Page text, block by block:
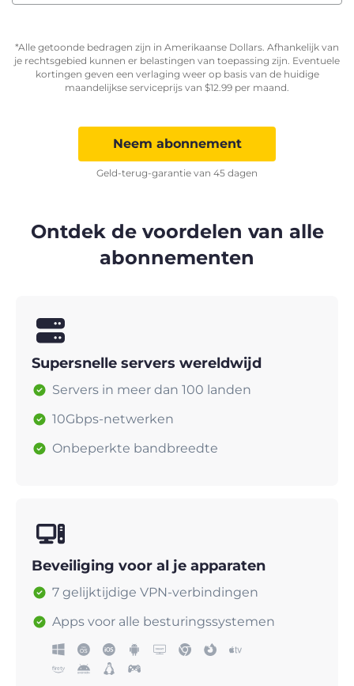
*Alle getoonde bedragen zijn in Amerikaanse Dollars. Afhankelijk van
je rechtsgebied kunnen er belastingen van toepassing zijn. Eventuele
kortingen geven een verlaging weer op basis van de huidige
maandelijkse serviceprijs van $12.99 per maand.
Neem abonnement
Geld-terug-garantie van 45 dagen
Ontdek de voordelen van alle
abonnementen
Supersnelle servers wereldwijd
Servers in meer dan 100 landen
10Gbps-netwerken
Onbeperkte bandbreedte
Beveiliging voor al je apparaten
7 gelijktijdige VPN-verbindingen
Apps voor alle besturingssystemen